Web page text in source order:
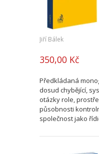
Jiří Bálek
350,00 Kč
Předkládaná
dosud chybějící,
otázky role,
působnosti
společnost jako